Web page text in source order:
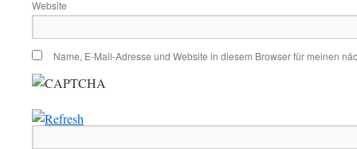
Website
Name, E-Mail-Adresse und Website in diesem Browser für meinen